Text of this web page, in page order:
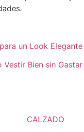
un Look Elegante
Bien sin Gastar
CALZADO